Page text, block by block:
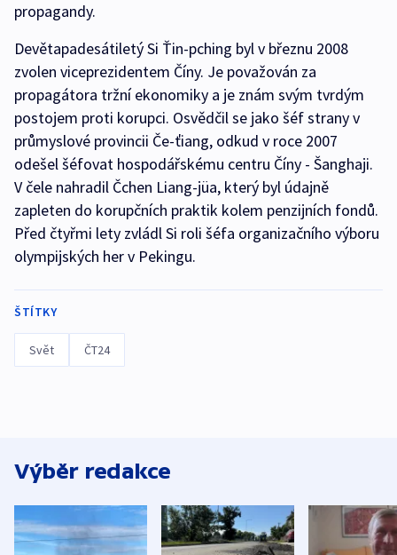
propagandy.
Devětapadesátiletý Si Ťin-pching byl v březnu 2008
zvolen viceprezidentem Číny. Je považován za
propagátora tržní ekonomiky a je znám svým tvrdým
postojem proti korupci. Osvědčil se jako šéf strany v
průmyslové provincii Če-ťiang, odkud v roce 2007
odešel šéfovat hospodářskému centru Číny - Šanghaji.
V čele nahradil Čchen Liang-jüa, který byl údajně
zapleten do korupčních praktik kolem penzijních fondů.
Před čtyřmi lety zvládl Si roli šéfa organizačního výboru
olympijských her v Pekingu.
ŠTÍTKY
Svět ČT24
Výběr redakce